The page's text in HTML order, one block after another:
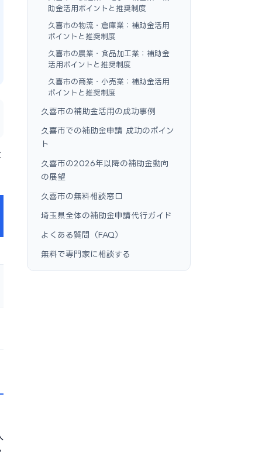
助金活用ポイントと推奨制度
久喜市の物流・倉庫業：補助金活用
ポイントと推奨制度
久喜市の農業・食品加工業：補助金
活用ポイントと推奨制度
久喜市の商業・小売業：補助金活用
ポイントと推奨制度
久喜市の補助金活用の成功事例
久喜市での補助金申請 成功のポイン
ト
久喜市の2026年以降の補助金動向
の展望
久喜市の無料相談窓口
埼玉県全体の補助金申請代行ガイド
よくある質問（FAQ）
無料で専門家に相談する